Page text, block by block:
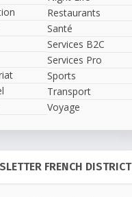
Restaurants
Santé
Services B2C
Services Pro
Sports
Transport
Voyage
FRENCH DISTRICT